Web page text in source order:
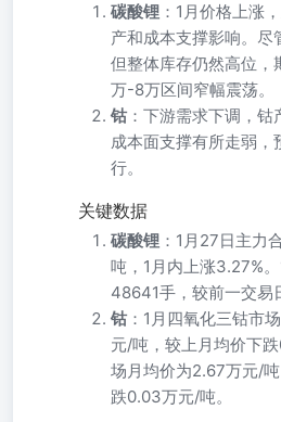
碳酸锂 ：1月价格上涨
产和成本支撑影响。尽
但整体库存仍然高位，
万-8万区间窄幅震荡。
钴：下游需求下调，钴
成本面支撑有所走弱，
行。
关键数据
碳酸锂 ：1月27日主力
吨，1月内上涨3.27%
48641手，较前一交易
钴：1月四氧化三钴市
元/吨，较上月均价下
场月均价为2.67万元/
跌0.03万元/吨。